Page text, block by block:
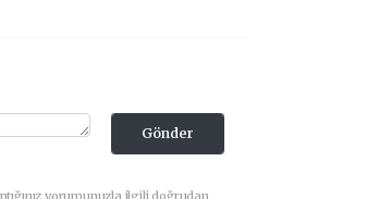
Gönder
yorumunuzla ilgili doğrudan